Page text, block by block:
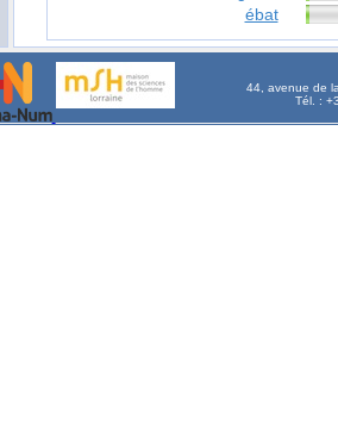
ébat
44, avenue de
Tél. :